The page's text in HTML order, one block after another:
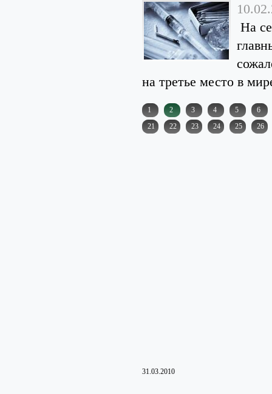
На
на третье место в
1 2 3 4 5
6
21
22 23 24 25 26
31.03.2010